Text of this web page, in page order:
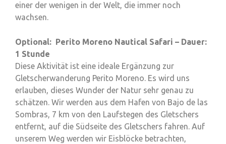
einer der wenigen in der Welt, die immer noch
wachsen.
Optional: Perito Moreno Nautical Safari – Dauer:
1 Stunde
Diese Aktivität ist eine ideale Ergänzung zur
Gletscherwanderung Perito Moreno. Es wird uns
erlauben, dieses Wunder der Natur sehr genau zu
schätzen. Wir werden aus dem Hafen von Bajo de las
Sombras, 7 km von den Laufstegen des Gletschers
entfernt, auf die Südseite des Gletschers fahren. Auf
unserem Weg werden wir Eisblöcke betrachten,